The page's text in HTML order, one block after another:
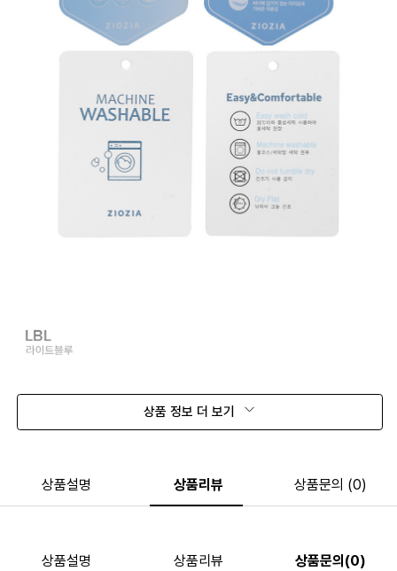
상품 정보 더 보기
상품설명 상품리뷰 상품문의 (0)
상품설명 상품리뷰 상품문의(0)